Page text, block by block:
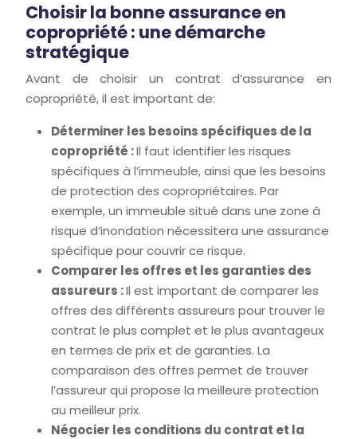
Choisir la bonne assurance en
copropriété : une démarche
stratégique
Avant de choisir un contrat d’assurance en
copropriété, il est important de:
Déterminer les besoins spécifiques de la
copropriété :Il faut identifier les risques
spécifiques à l’immeuble, ainsi que les besoins
de protection des copropriétaires. Par
exemple, un immeuble situé dans une zone à
risque d’inondation nécessitera une assurance
spécifique pour couvrir ce risque.
Comparer les offres et les garanties des
assureurs :Il est important de comparer les
offres des différents assureurs pour trouver le
contrat le plus complet et le plus avantageux
en termes de prix et de garanties. La
comparaison des offres permet de trouver
l’assureur qui propose la meilleure protection
au meilleur prix.
Négocier les conditions du contrat et la